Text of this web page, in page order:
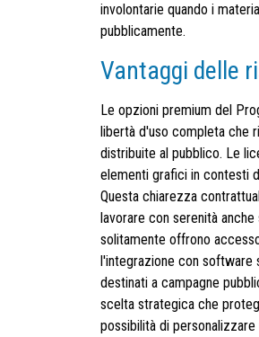
involontarie quando i
pubblicamente.
Vantaggi delle
Le opzioni premium del
libertà d'uso completa che
distribuite al pubblico. Le
elementi grafici in contesti
Questa chiarezza
lavorare con serenità
solitamente offrono
l'integrazione con
destinati a campagne
scelta strategica che
possibilità di